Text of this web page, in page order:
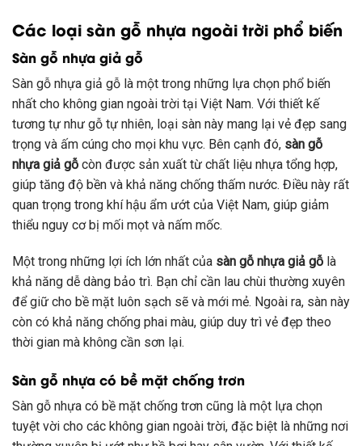
Các loại sàn gỗ nhựa ngoài trời phổ biến
Sàn gỗ nhựa giả gỗ
Sàn gỗ nhựa giả gỗ là một trong những lựa chọn phổ biến
nhất cho không gian ngoài trời tại Việt Nam. Với thiết kế
tương tự như gỗ tự nhiên, loại sàn này mang lại vẻ đẹp sang
trọng và ấm cúng cho mọi khu vực. Bên cạnh đó, sàn gỗ
nhựa giả gỗ còn được sản xuất từ chất liệu nhựa tổng hợp,
giúp tăng độ bền và khả năng chống thấm nước. Điều này rất
quan trọng trong khí hậu ẩm ướt của Việt Nam, giúp giảm
thiểu nguy cơ bị mối mọt và nấm mốc.
Một trong những lợi ích lớn nhất của sàn gỗ nhựa giả gỗ là
khả năng dễ dàng bảo trì. Bạn chỉ cần lau chùi thường xuyên
để giữ cho bề mặt luôn sạch sẽ và mới mẻ. Ngoài ra, sàn này
còn có khả năng chống phai màu, giúp duy trì vẻ đẹp theo
thời gian mà không cần sơn lại.
Sàn gỗ nhựa có bề mặt chống trơn
Sàn gỗ nhựa có bề mặt chống trơn cũng là một lựa chọn
tuyệt vời cho các không gian ngoài trời, đặc biệt là những nơi